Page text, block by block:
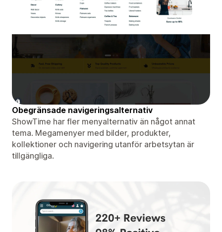
Obegränsade navigeringsalternativ
ShowTime har fler menyalternativ än något annat
tema. Megamenyer med bilder, produkter,
kollektioner och navigering utanför arbetsytan är
tillgängliga.